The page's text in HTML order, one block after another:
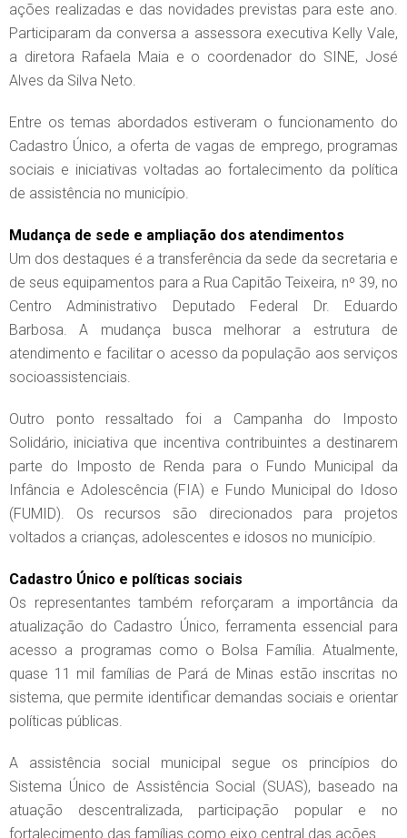
ações realizadas e das novidades previstas para este ano.
Participaram da conversa a assessora executiva Kelly Vale,
a diretora Rafaela Maia e o coordenador do SINE, José
Alves da Silva Neto.
Entre os temas abordados estiveram o funcionamento do
Cadastro Único, a oferta de vagas de emprego, programas
sociais e iniciativas voltadas ao fortalecimento da política
de assistência no município.
Mudança de sede e ampliação dos atendimentos
Um dos destaques é a transferência da sede da secretaria e
de seus equipamentos para a Rua Capitão Teixeira, nº 39, no
Centro Administrativo Deputado Federal Dr. Eduardo
Barbosa. A mudança busca melhorar a estrutura de
atendimento e facilitar o acesso da população aos serviços
socioassistenciais.
Outro ponto ressaltado foi a Campanha do Imposto
Solidário, iniciativa que incentiva contribuintes a destinarem
parte do Imposto de Renda para o Fundo Municipal da
Infância e Adolescência (FIA) e Fundo Municipal do Idoso
(FUMID). Os recursos são direcionados para projetos
voltados a crianças, adolescentes e idosos no município.
Cadastro Único e políticas sociais
Os representantes também reforçaram a importância da
atualização do Cadastro Único, ferramenta essencial para
acesso a programas como o Bolsa Família. Atualmente,
quase 11 mil famílias de Pará de Minas estão inscritas no
sistema, que permite identificar demandas sociais e orientar
políticas públicas.
A assistência social municipal segue os princípios do
Sistema Único de Assistência Social (SUAS), baseado na
atuação descentralizada, participação popular e no
fortalecimento das famílias como eixo central das ações.